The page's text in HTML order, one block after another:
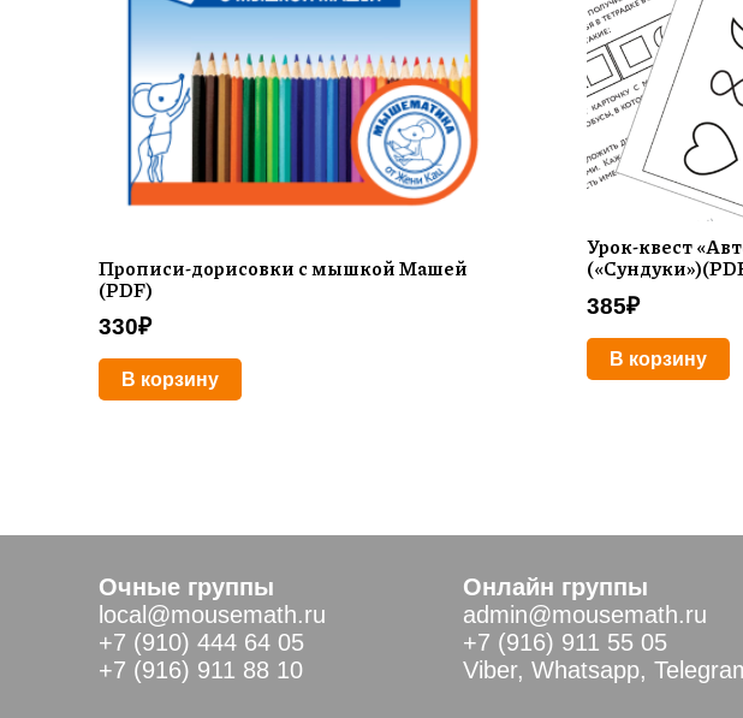
Прописи-дорисовки с мышкой Машей
(PDF)
330₽
В корзину
Урок-квест
385₽
В корзину
Онлайн группы
admin@mousemath.ru
+7 (916) 911 55 05
Viber, Whatsapp,
Очные группы
local@mousemath.ru
+7 (910) 444 64 05
+7 (916) 911 88 10